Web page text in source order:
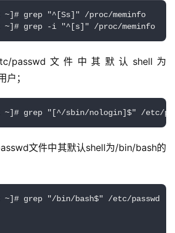
~]# grep "^[Ss]" /proc/meminfo
~]# grep -i "^[s]" /proc/meminfo
passwd文件中其默认shell为
；
~]# grep "[^/sbin/nologin]$" /etc/
文件中其默认shell为/bin/bash的
~]# grep "/bin/bash$" /etc/passwd |